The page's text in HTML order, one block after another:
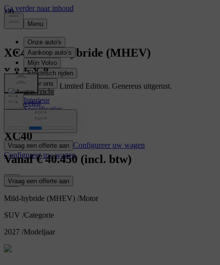
XC40 Mild-hybride (MHEV)
Overzicht
Interieur
Specificaties
Kenmerken
Vraag een offerte aan Configureer uw wagen
Configureer uw wagen
Ontdek de XC40 Limited Edition. Genereus uitgerust.
Meer weten
XC40
Vanaf€ 40.450 (incl. btw)
Vraag een offerte aan
Mild-hybride (MHEV) /Motor
SUV /Categorie
2027 /Modeljaar
1/0
1/0
1/0